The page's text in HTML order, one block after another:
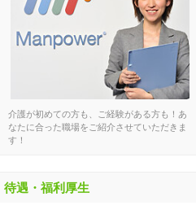
介護が初めての方も、ご経験がある方も！あ
なたに合った職場をご紹介させていただきま
す！
待遇・福利厚生